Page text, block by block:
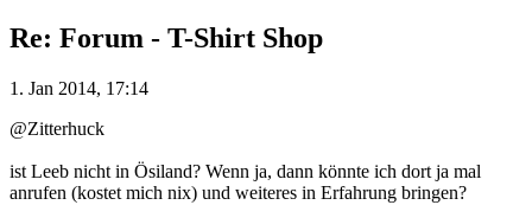
Re: Forum - T-Shirt Shop
1. Jan 2014, 17:14
@Zitterhuck
ist Leeb nicht in Ösiland? Wenn ja, dann könnte ich dort ja mal
anrufen (kostet mich nix) und weiteres in Erfahrung bringen?